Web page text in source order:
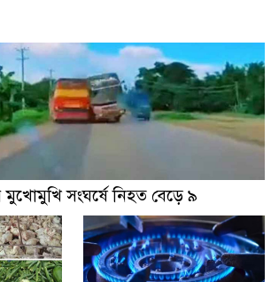
সংঘর্ষে নিহত বেড়ে ৯